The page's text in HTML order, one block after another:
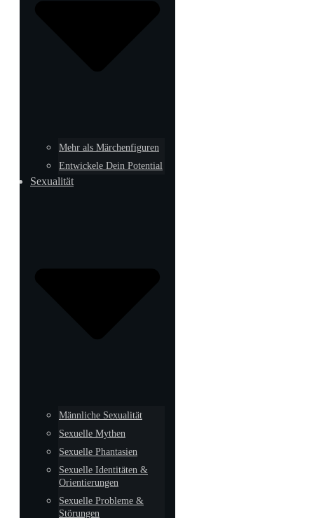
Mehr als Märchenfiguren
Entwickele Dein Potential
Sexualität
Männliche Sexualität
Sexuelle Mythen
Sexuelle Phantasien
Sexuelle Identitäten &
Orientierungen
Sexuelle Probleme &
Störungen